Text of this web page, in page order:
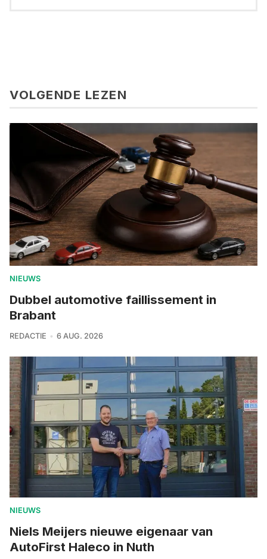
VOLGENDE LEZEN
NIEUWS
Dubbel automotive faillissement in
Brabant
REDACTIE 6 AUG. 2026
NIEUWS
Niels Meijers nieuwe eigenaar van
AutoFirst Haleco in Nuth